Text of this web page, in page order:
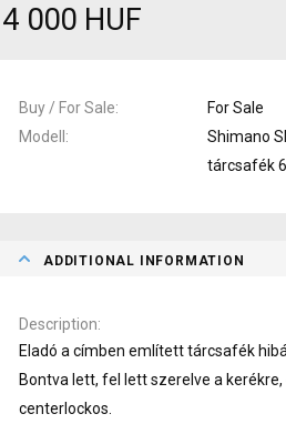
000 HUF
Buy / For Sale For Sale
Modell
Shimano
tárcsafék
ADDITIONAL INFORMATION
Description
Eladó a címben említett tárcsafék
Bontva lett, fel lett szerelve a
centerlockos.